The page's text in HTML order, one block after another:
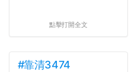
點擊打開全文
#靠清3474